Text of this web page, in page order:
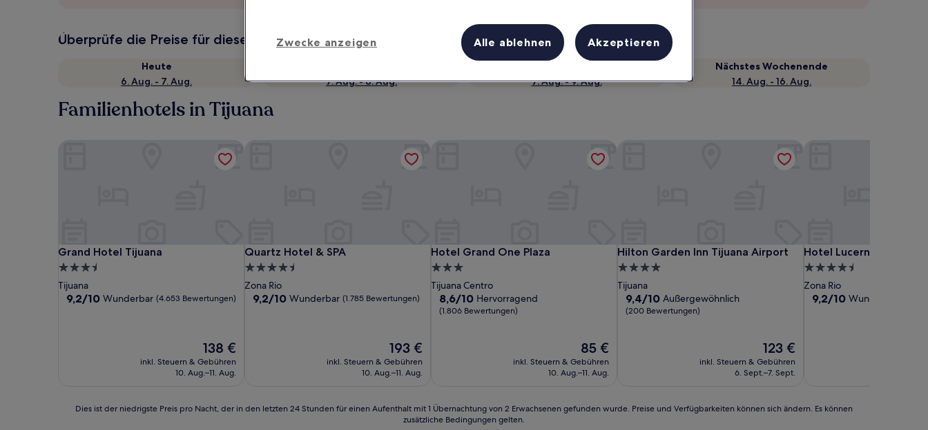
Überprüfe die Preise für diese Daten
Heute
6. Aug. - 7. Aug.
7. Aug. - 8. Aug.
7. Aug. - 9. Aug.
Nächstes Wochenende
14. Aug. - 16. Aug.
Familienhotels in Tijuana
Grand Hotel Tijuana
Grand Hotel Tijuana
3.5-
Sterne-
Unterkunft
Tijuana
9.2
9,2/10 Wunderbar (4.653 Bewertungen)
Der
Preis
beträgt
138 €
inkl. Steuern & Gebühren
10. Aug.–11. Aug.
Quartz Hotel & SPA
Quartz Hotel & SPA
4.5-
Sterne-
Unterkunft
Zona Rio
9.2
9,2/10 Wunderbar (1.785 Bewertungen)
Der
Preis
beträgt
193 €
inkl. Steuern & Gebühren
10. Aug.–11. Aug.
Hotel Grand One Plaza
Hotel Grand One Plaza
3.0-
Sterne-
Unterkunft
Tijuana Centro
8.6
von
8,6/10 Hervorragend
(1.806 Bewertungen)
Der
Preis
beträgt
85 €
inkl. Steuern & Gebühren
10. Aug.–11. Aug.
Hilton Garden Inn Tijuana Airport
Hilton Garden Inn Tijuana Airport
4.0-
Sterne-
Unterkunft
Tijuana
9.4
von
9,4/10 Außergewöhnlich
(200 Bewertungen)
Der
Preis
beträgt
123 €
inkl. Steuern & Gebühren
6. Sept.–7. Sept.
Hilton Garden Inn Tijuana Airport
Hotel Lucerna Tijuana
Hotel Lucerna Tijuana
4.5-
Sterne-
Unterkunft
Zona Rio
9.2
9,2/10 Wunderbar
Dies ist der niedrigste Preis pro Nacht, der in den letzten 24 Stunden für einen Aufenthalt mit 1 Übernachtung von 2 Erwachsenen gefunden wurde. Preise und Verfügbarkeiten können sich ändern. Es können
zusätzliche Bedingungen gelten.
Zwecke anzeigen Alle ablehnen Akzeptieren